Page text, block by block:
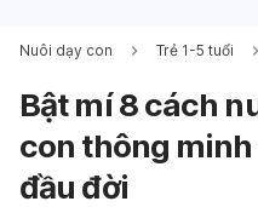
Nuôi dạy con Trẻ 1-5 tuổi
Bật mí 8 cách
con thông
đầu đời